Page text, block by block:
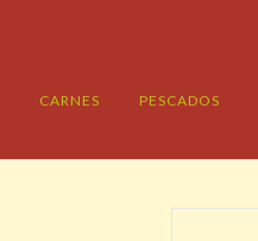
CARNES PESCADOS